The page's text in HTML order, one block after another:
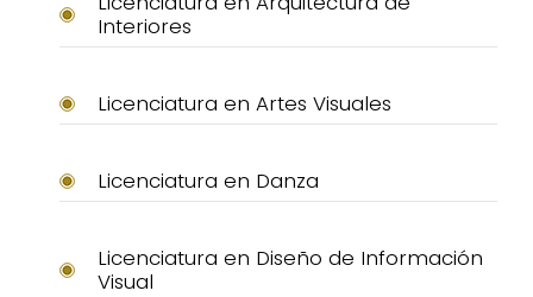
Interiores
Licenciatura en Artes Visuales
Licenciatura en Danza
Licenciatura en Diseño de Información
Visual